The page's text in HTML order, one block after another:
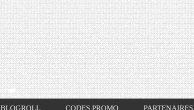
BLOGROLL CODES PROMO PARTENAIRES